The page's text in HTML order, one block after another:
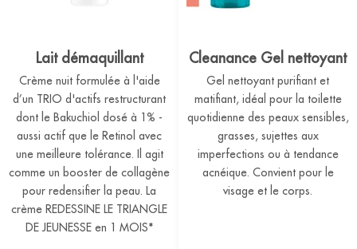
Lait démaquillant
Crème nuit formulée à l'aide
d’un TRIO d'actifs restructurant
dont le Bakuchiol dosé à 1% -
aussi actif que le Retinol avec
une meilleure tolérance. Il agit
comme un booster de collagène
pour redensifier la peau. La
crème REDESSINE LE TRIANGLE
DE JEUNESSE en 1 MOIS*
Cleanance Gel nettoyant
Gel nettoyant purifiant et
matifiant, idéal pour la toilette
quotidienne des peaux sensibles,
grasses, sujettes aux
imperfections ou à tendance
acnéique. Convient pour le
visage et le corps.